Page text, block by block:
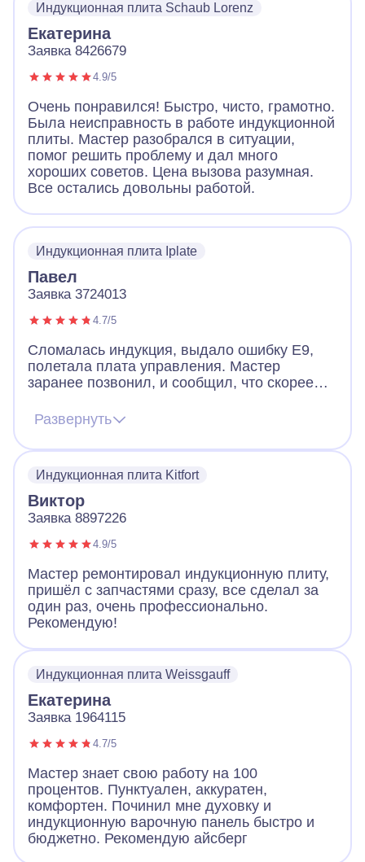
Индукционная плита Schaub Lorenz
Екатерина
Заявка 8426679
4.9/5
Очень понравился! Быстро, чисто, грамотно.
Была неисправность в работе индукционной
плиты. Мастер разобрался в ситуации,
помог решить проблему и дал много
хороших советов. Цена вызова разумная.
Все остались довольны работой.
Индукционная плита Iplate
Павел
Заявка 3724013
4.7/5
Сломалась индукция, выдало ошибку Е9,
полетала плата управления. Мастер
заранее позвонил, и сообщил, что скорее
починить и без замены. Цена на платы
начинается от 12к и выше. Мастер приехал,
все продиагностировал и смог починить без
Развернуть
Индукционная плита Kitfort
Виктор
Заявка 8897226
4.9/5
Мастер ремонтировал индукционную плиту,
пришёл с запчастями сразу, все сделал за
один раз, очень профессионально.
Рекомендую!
Индукционная плита Weissgauff
Екатерина
Заявка 1964115
4.7/5
Мастер знает свою работу на 100
процентов. Пунктуален, аккуратен,
комфортен. Починил мне духовку и
индукционную варочную панель быстро и
бюджетно. Рекомендую айсберг